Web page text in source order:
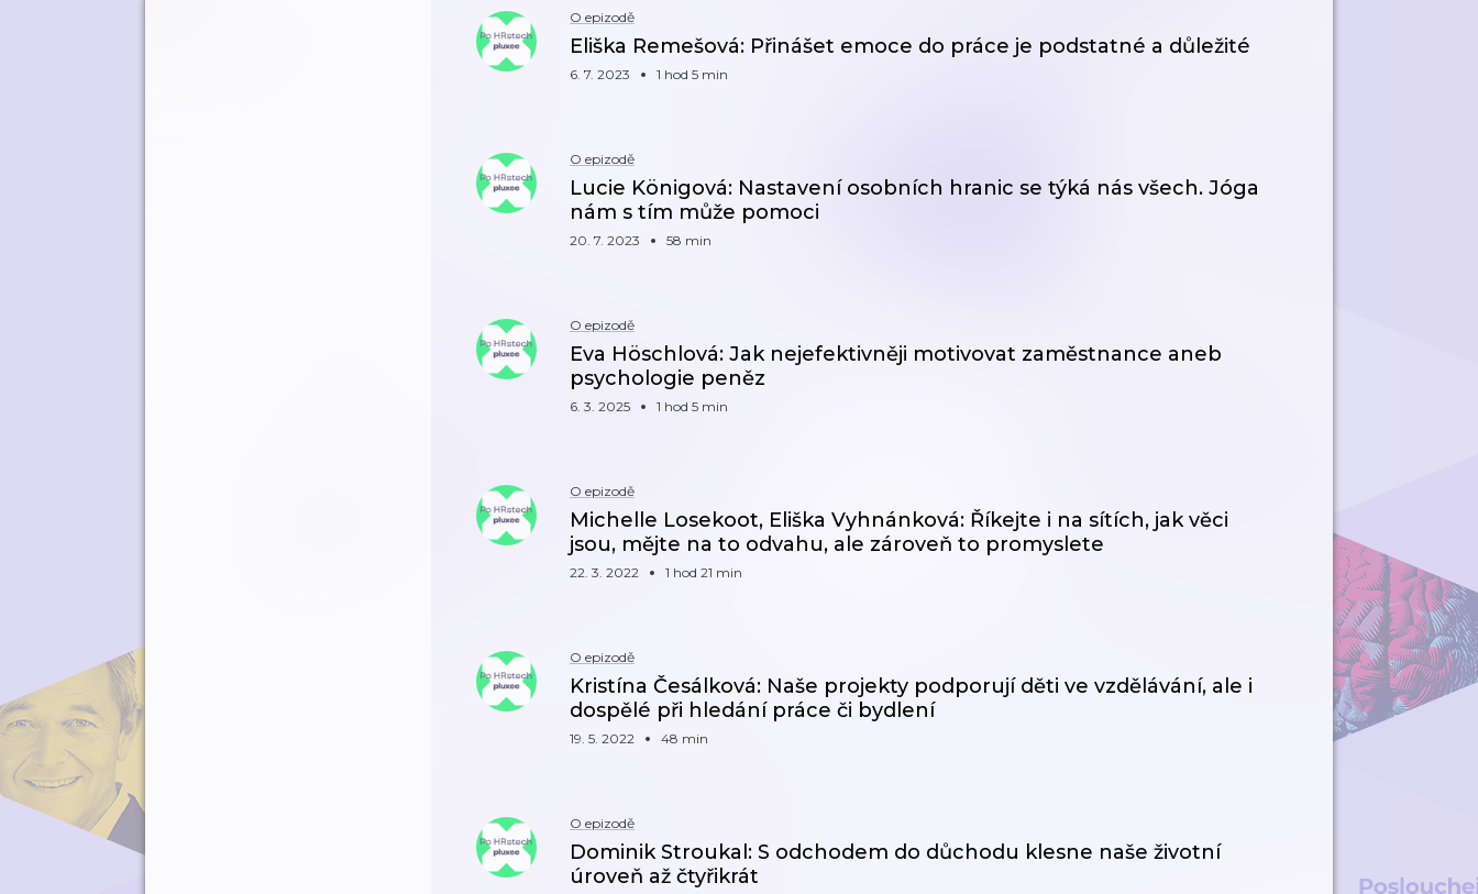
O epizodě
Eliška Remešová: Přinášet emoce do práce je podstatné a důležité
6. 7. 2023 1 hod 5 min
O epizodě
Lucie Königová: Nastavení osobních hranic se týká nás všech. Jóga
nám s tím může pomoci
20. 7. 2023 58 min
O epizodě
Eva Höschlová: Jak nejefektivněji motivovat zaměstnance aneb
psychologie peněz
6. 3. 2025 1 hod 5 min
O epizodě
Michelle Losekoot, Eliška Vyhnánková: Říkejte i na sítích, jak věci
jsou, mějte na to odvahu, ale zároveň to promyslete
22. 3. 2022 1 hod 21 min
O epizodě
Kristína Česálková: Naše projekty podporují děti ve vzdělávání, ale i
dospělé při hledání práce či bydlení
19. 5. 2022 48 min
O epizodě
Dominik Stroukal: S odchodem do důchodu klesne naše životní
úroveň až čtyřikrát